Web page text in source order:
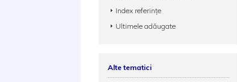
Index referințe
Ultimele adăugate
Alte tematici